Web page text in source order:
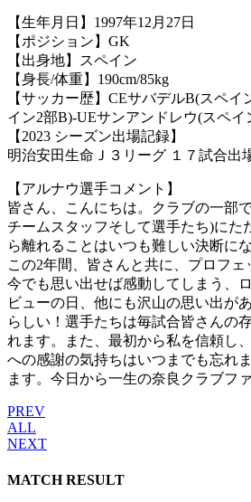
【生年月日】1997年12月27日
【ポジション】GK
【出身地】スペイン
【身長/体重】190cm/85kg
【サッカー歴】CEサバデルB(スペ
イン2部B)-UEサンアンドレウ(スペ
【2023 シーズン出場記録】
明治安田生命Ｊ３リーグ １７試合出
【アルナウ選手コメント】
皆さん、こんにちは。クラブの一部
チームスタッフそして選手たち)に
ら離れることはいつも難しい決断に
この2年間、皆さんと共に、プロフ
今でも思い出せば感動してしまう、
ビューの日、他にも沢山の思い出が
らしい！選手たちは毎試合皆さんの
れます。また、最初から私を信頼し
への感謝の気持ちはいつまでも忘れ
ます。今日から一生の奈良クラブフ
PREV
ALL
NEXT
MATCH RESULT